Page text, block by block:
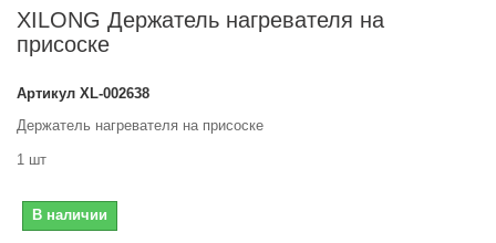
XILONG Держатель нагревателя на
присоске
Артикул XL-002638
Держатель нагревателя на присоске
1 шт
В наличии